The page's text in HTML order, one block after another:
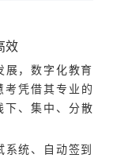
效
，数字化教育
考凭借其专业的
下、集中、分散
统、自动签到